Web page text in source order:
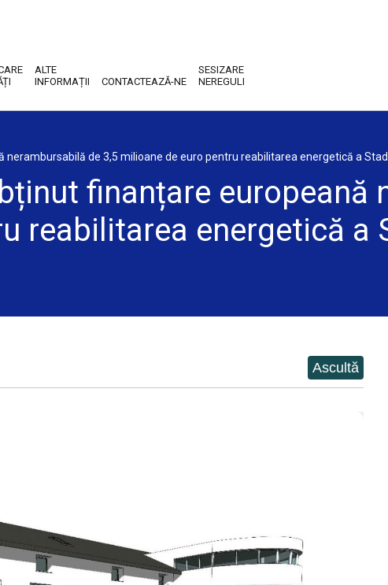
ALTE
INFORMAȚII
CONTACTEAZĂ-NE
SESIZARE
NEREGULI
de 3,5 milioane de euro pentru reabilitarea energetică a
finanțare europeană
reabilitarea energetică a